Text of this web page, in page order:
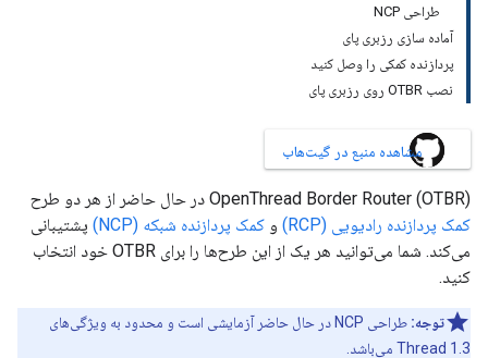
طراحی NCP
آماده سازی رزبری پای
پردازنده کمکی را وصل کنید
نصب OTBR روی رزبری پای
مشاهده منبع در گیت‌هاب
OpenThread Border Router (OTBR) در حال حاضر از هر دو طرح
کمک پردازنده رادیویی (RCP)
و کمک پردازنده شبکه (NCP)
پشتیبانی
می‌کند. شما می‌توانید هر یک از این طرح‌ها را برای OTBR خود انتخاب
کنید.
توجه:
طراحی NCP در حال حاضر آزمایشی است و محدود به ویژگی‌های
Thread 1.3 می‌باشد.